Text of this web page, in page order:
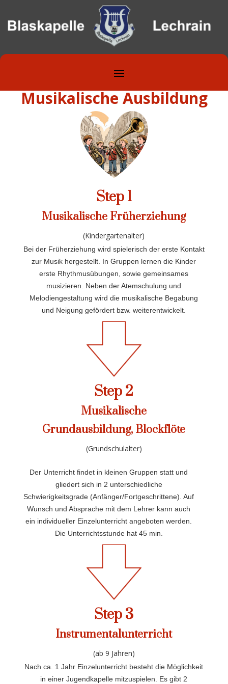
Musikalische Ausbildung
Step 1
Musikalische Früherziehung
(Kindergartenalter)
Bei der Früherziehung wird spielerisch der erste Kontakt
zur Musik hergestellt. In Gruppen lernen die Kinder
erste Rhythmusübungen, sowie gemeinsames
musizieren. Neben der Atemschulung und
Melodiengestaltung wird die musikalische Begabung
und Neigung gefördert bzw. weiterentwickelt.
Der Unterricht findet in kleinen Gruppen statt und
gliedert sich in 2 unterschiedliche
Schwierigkeitsgrade (Anfänger/Fortgeschrittene). Auf
Wunsch und Absprache mit dem Lehrer kann auch
ein individueller Einzelunterricht angeboten werden.
Die Unterrichtsstunde hat 45 min.
Step 2
Musikalische
Grundausbildung, Blockflöte
(Grundschulalter)
Step 3
Instrumentalunterricht
(ab 9 Jahren)
Nach ca. 1 Jahr Einzelunterricht besteht die Möglichkeit
in einer Jugendkapelle mitzuspielen. Es gibt 2